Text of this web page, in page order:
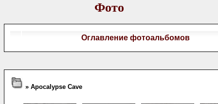
Фото
Оглавление фотоальбомов
» Apocalypse Cave